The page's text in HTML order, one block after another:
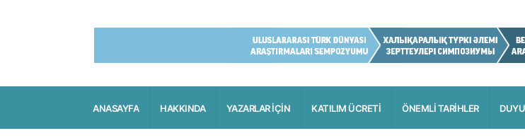
ANASAYFA HAKKINDA YAZARLAR İÇİN KATILIM ÜCRETİ ÖNEMLİ TARİHLER